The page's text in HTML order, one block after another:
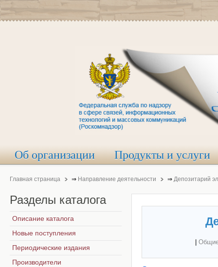
Об организации Продукты и услуги
Главная страница ⇒ Направление деятельности ⇒ Депозитарий
Разделы каталога
Описание каталога
Новые поступления
Периодические издания
Производители